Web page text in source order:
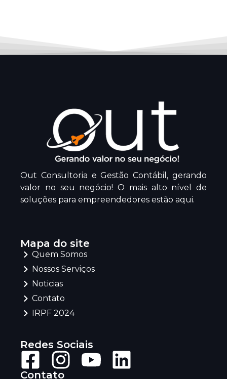
Out Consultoria e Gestão Contábil, gerando
valor no seu negócio! O mais alto nível de
soluções para empreendedores estão aqui.
Mapa do site
Quem Somos
Nossos Serviços
Noticias
Contato
IRPF 2024
Redes Sociais
Contato